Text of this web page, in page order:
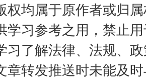
权均属于原作者或归
学习参考之用，禁止
习了解法律、法规、
章转发推送时未能及
产品抗生素超标问题” 法